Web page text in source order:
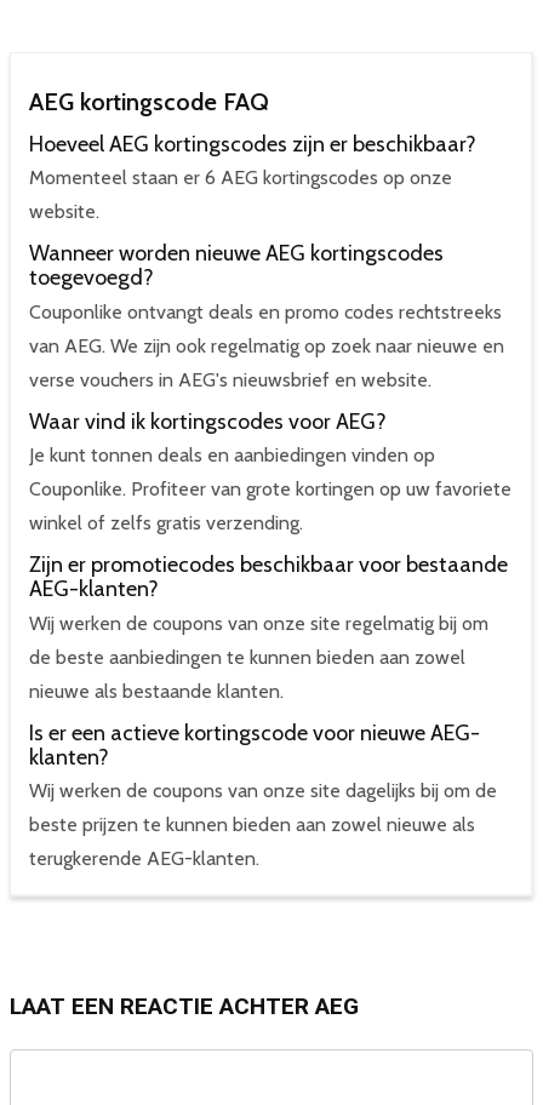
AEG kortingscode FAQ
Hoeveel AEG kortingscodes zijn er beschikbaar?
Momenteel staan er 6 AEG kortingscodes op onze
website.
Wanneer worden nieuwe AEG kortingscodes
toegevoegd?
Couponlike ontvangt deals en promo codes rechtstreeks
van AEG. We zijn ook regelmatig op zoek naar nieuwe en
verse vouchers in AEG's nieuwsbrief en website.
Waar vind ik kortingscodes voor AEG?
Je kunt tonnen deals en aanbiedingen vinden op
Couponlike. Profiteer van grote kortingen op uw favoriete
winkel of zelfs gratis verzending.
Zijn er promotiecodes beschikbaar voor bestaande
AEG-klanten?
Wij werken de coupons van onze site regelmatig bij om
de beste aanbiedingen te kunnen bieden aan zowel
nieuwe als bestaande klanten.
Is er een actieve kortingscode voor nieuwe AEG-
klanten?
Wij werken de coupons van onze site dagelijks bij om de
beste prijzen te kunnen bieden aan zowel nieuwe als
terugkerende AEG-klanten.
LAAT EEN REACTIE ACHTER AEG